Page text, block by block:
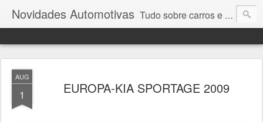
Novidades Automotivas Tudo sobre carros e motores
AUG
1 EUROPA-KIA SPORTAGE 2009